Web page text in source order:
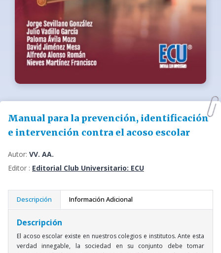
Manual para la prevención, identificación
e intervención contra el acoso escolar
Autor: VV. AA.
Editor : Editorial Club Universitario: ECU
Descripción Información Adicional
Descripción
El acoso escolar existe en nuestros colegios e institutos. Ante esta
verdad innegable, la sociedad en su conjunto debe tomar